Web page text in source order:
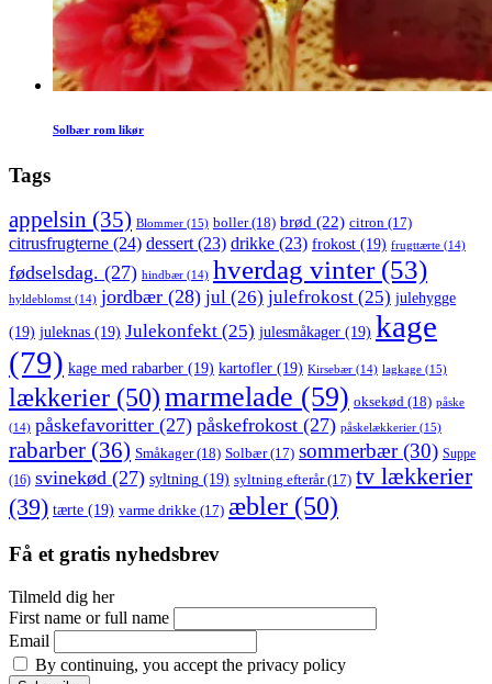
Solbær rom likør
Tags
appelsin (35) Blommer (15) boller(18) brød (22) citron (17)
citrusfrugterne (24) dessert (23) drikke (23) frokost (19) frugttærte (14)
fødselsdag. (27) hindbær (14) hverdag vinter(53)
hyldeblomst (14) jordbær (28) jul (26) julefrokost (25) julehygge
(19) juleknas (19) Julekonfekt (25) julesmåkager (19) kage
(79) kage med rabarber (19) kartofler (19) Kirsebær (14) lagkage (15)
lækkerier (50)marmelade (59) oksekød (18) påske
(14) påskefavoritter (27) påskefrokost (27) påskelækkerier (15)
rabarber (36) Småkager(18) Solbær(17) sommerbær(30) Suppe
(16) svinekød (27) syltning (19) syltning efterår(17) tv lækkerier
(39) tærte (19) varme drikke (17) æbler (50)
Få et gratis nyhedsbrev
Tilmeld dig her
First name or full name
Email
By continuing, you accept the privacy policy